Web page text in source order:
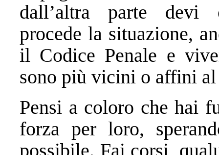
dall’altra parte devi
procede la situazione,
il Codice Penale e
sono più vicini o affini al
Pensi a coloro che hai
forza per loro,
possibile. Fai corsi,